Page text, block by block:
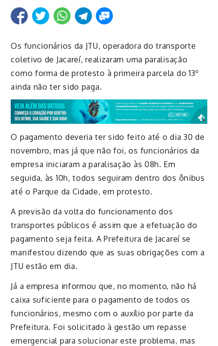
Os funcionários da JTU, operadora do transporte
coletivo de Jacareí, realizaram uma paralisação
como forma de protesto à primeira parcela do 13º
ainda não ter sido paga.
O pagamento deveria ter sido feito até o dia 30 de
novembro, mas já que não foi, os funcionários da
empresa iniciaram a paralisação às 08h. Em
seguida, às 10h, todos seguiram dentro dos ônibus
até o Parque da Cidade, em protesto.
A previsão da volta do funcionamento dos
transportes públicos é assim que a efetuação do
pagamento seja feita. A Prefeitura de Jacareí se
manifestou dizendo que as suas obrigações com a
JTU estão em dia.
Já a empresa informou que, no momento, não há
caixa suficiente para o pagamento de todos os
funcionários, mesmo com o auxílio por parte da
Prefeitura. Foi solicitado à gestão um repasse
emergencial para solucionar este problema, mas